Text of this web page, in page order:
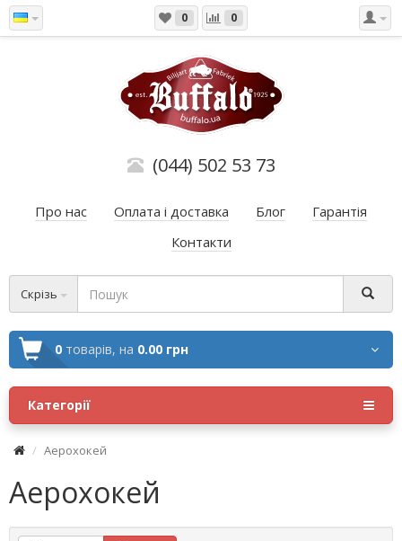
0 0
(044) 502 53 73
Про нас Оплата і доставка Блог
Гарантія
Контакти
Скрізь
0 товарів, на 0.00 грн
Категорії
Аерохокей
Аерохокей